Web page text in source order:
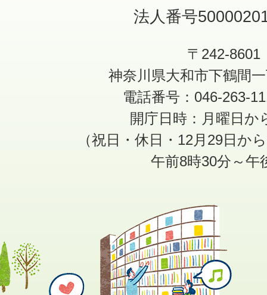
法人番号
〒242-8601
神奈川県大和市下鶴間
電話番号：046-263-
開庁日時：月曜日か
（祝日・休日・12月29日か
午前8時30分～午